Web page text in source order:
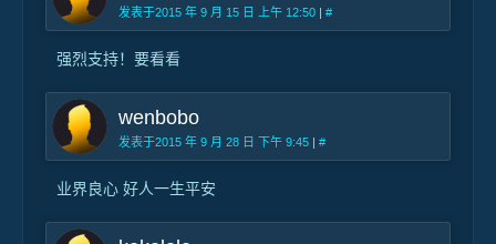
发表于2015 年 9 月 15 日 上午 12:50 | #
强烈支持！要看看
wenbobo
发表于2015 年 9 月 28 日 下午 9:45 | #
业界良心 好人一生平安